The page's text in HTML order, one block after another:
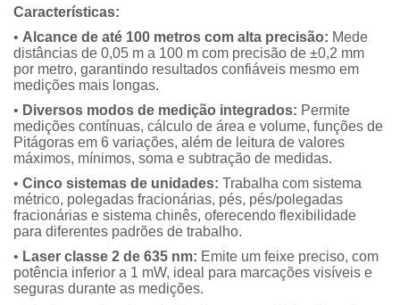
Características:
• Alcance de até 100 metros com alta precisão: Mede
distâncias de 0,05 m a 100 m com precisão de ±0,2 mm
por metro, garantindo resultados confiáveis mesmo em
medições mais longas.
• Diversos modos de medição integrados: Permite
medições contínuas, cálculo de área e volume, funções de
Pitágoras em 6 variações, além de leitura de valores
máximos, mínimos, soma e subtração de medidas.
• Cinco sistemas de unidades: Trabalha com sistema
métrico, polegadas fracionárias, pés, pés/polegadas
fracionárias e sistema chinês, oferecendo flexibilidade
para diferentes padrões de trabalho.
• Laser classe 2 de 635 nm: Emite um feixe preciso, com
potência inferior a 1 mW, ideal para marcações visíveis e
seguras durante as medições.